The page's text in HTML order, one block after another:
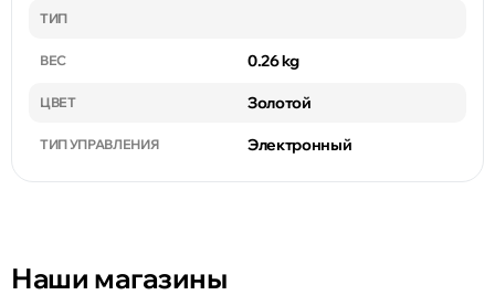
ТИП
ВЕС 0.26 kg
ЦВЕТ Золотой
ТИП УПРАВЛЕНИЯ Электронный
Наши магазины